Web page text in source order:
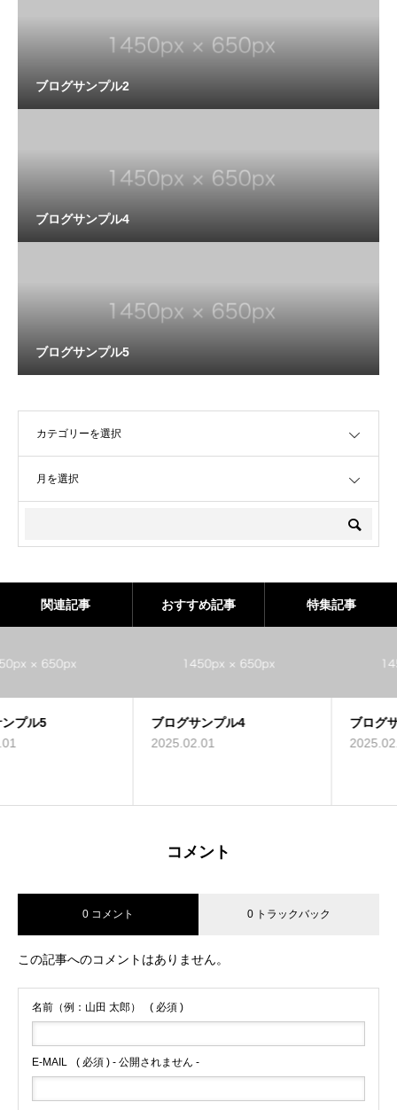
ブログサンプル2
ブログサンプル4
ブログサンプル5
関連記事 おすすめ記事 特集記事
ブログサンプル4
ブログサンプル3
コメント
0 コメント 0 トラックバック
この記事へのコメントはありません。
名前（例：山田 太郎） ( 必須 )
E-MAIL ( 必須 ) - 公開されません -